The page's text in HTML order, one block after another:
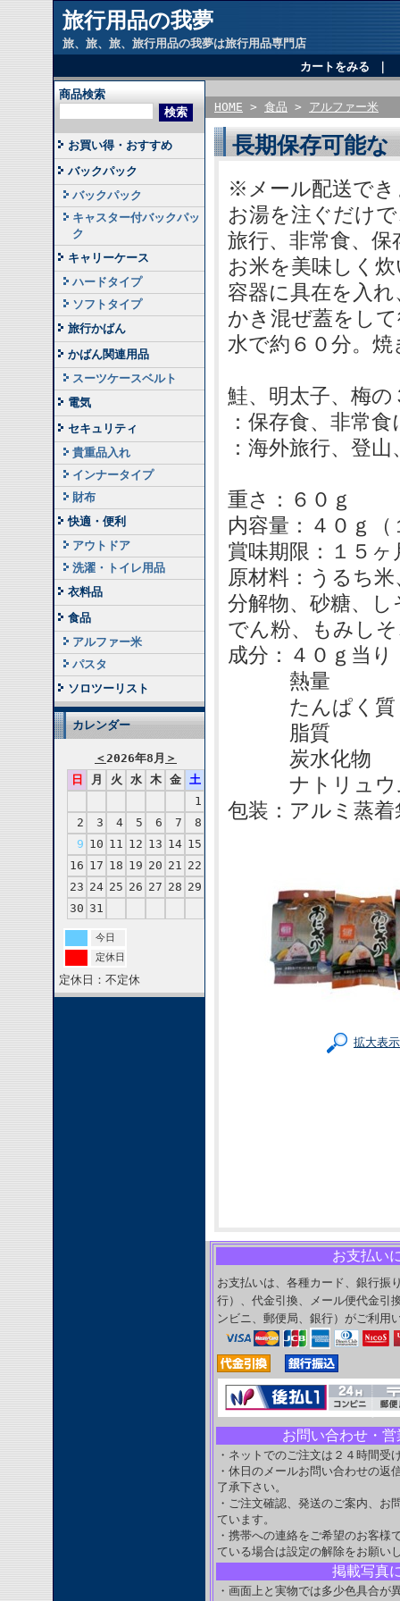
旅行用品の我夢
旅、旅、旅、旅行用品の我夢は旅行用品専門店
カートをみる
商品検索
お買い得・おすすめ
バックパック
バックパック
キャスター付バックパッ
ク
キャリーケース
ハードタイプ
ソフトタイプ
旅行かばん
かばん関連用品
スーツケースベルト
電気
セキュリティ
貴重品入れ
インナータイプ
財布
快適・便利
アウトドア
洗濯・トイレ用品
衣料品
食品
アルファー米
パスタ
ソロツーリスト
カレンダー
＜2026年8月 ＞
日
月 火 水 木 金
土
1
2
3 4 5 6 7
8
9 10 11 12 13 14 15
16 17 18 19 20 21 22
23 24 25 26 27 28 29
30 31
今日
定休日
定休日：不定休
HOME > 食品 > アルファー米
長期保存可能
※メール配送でき
お湯を注ぐだけ
旅行、非常食、
お米を美味しく
容器に具在を入
かき混ぜ蓋をし
水で約６０分。
鮭、明太子、梅
：保存食、非常
：海外旅行、登
重さ：６０ｇ
内容量：４０ｇ（
賞味期限：１５ヶ
原材料：うるち
分解物、砂糖、
でん粉、もみし
成分：４０ｇ当り
熱量 １
たんぱく
脂質
炭水化物
ナトリュウ
包装：アルミ蒸着
拡大表示
お支払い
お支払いは、各種カード、銀行振
行）、代金引換、メール便代金引
ンビニ、郵便局、銀行）がご利
お問い合わせ・
・ネットでのご注文は２４時間受
・休日のメールお問い合わせの返
了承下さい。
・ご注文確認、発送のご案内、お
ています。
・携帯への連絡をご希望のお客
ている場合は設定の解除をお願い
掲載写真
・画面上と実物では多少色具合が